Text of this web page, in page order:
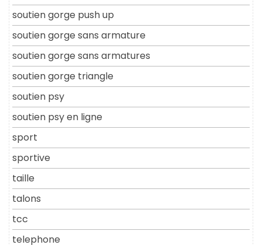
soutien gorge push up
soutien gorge sans armature
soutien gorge sans armatures
soutien gorge triangle
soutien psy
soutien psy en ligne
sport
sportive
taille
talons
tcc
telephone